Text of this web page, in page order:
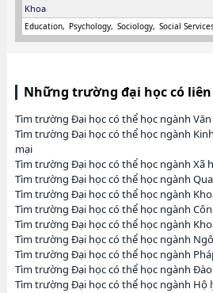
Khoa
Education Psychology Sociology Social
Những trường đại học có
Tìm trường Đại học có thể học ngành
Tìm trường Đại học có thể học ngành
mại
Tìm trường Đại học có thể học ngành Xã
Tìm trường Đại học có thể học ngành
Tìm trường Đại học có thể học ngành
Tìm trường Đại học có thể học ngành
Tìm trường Đại học có thể học ngành
Tìm trường Đại học có thể học ngành
Tìm trường Đại học có thể học ngành
Tìm trường Đại học có thể học ngành
Tìm trường Đại học có thể học ngành Hộ